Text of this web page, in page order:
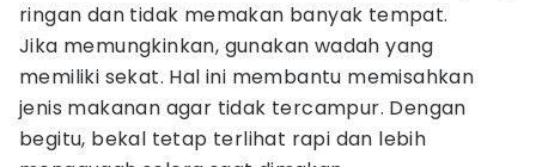
ringan dan tidak memakan banyak tempat.
Jika memungkinkan, gunakan wadah yang
memiliki sekat. Hal ini membantu memisahkan
jenis makanan agar tidak tercampur. Dengan
begitu, bekal tetap terlihat rapi dan lebih